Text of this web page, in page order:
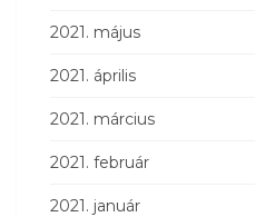
2021. május
2021. április
2021. március
2021. február
2021. január